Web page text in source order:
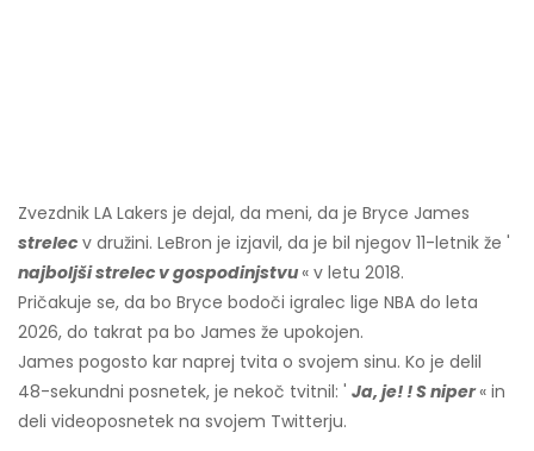
Zvezdnik LA Lakers je dejal, da meni, da je Bryce James
strelec v družini. LeBron je izjavil, da je bil njegov 11-letnik že '
najboljši strelec v gospodinjstvu« v letu 2018.
Pričakuje se, da bo Bryce bodoči igralec lige NBA do leta
2026, do takrat pa bo James že upokojen.
James pogosto kar naprej tvita o svojem sinu. Ko je delil
48-sekundni posnetek, je nekoč tvitnil: ' Ja, je! !Sniper« in
deli videoposnetek na svojem Twitterju.